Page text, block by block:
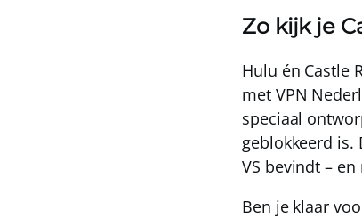
Zo kijk je
Hulu én Castle
met VPN
speciaal
geblokkeerd is.
VS bevindt –
Ben je klaar